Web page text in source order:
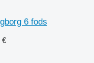
6 fods
€